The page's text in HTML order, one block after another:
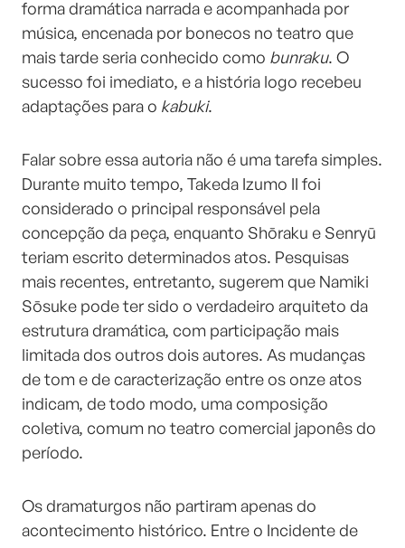
forma dramática narrada e acompanhada por
música, encenada por bonecos no teatro que
mais tarde seria conhecido como bunraku. O
sucesso foi imediato, e a história logo recebeu
adaptações para o kabuki.
Falar sobre essa autoria não é uma tarefa simples.
Durante muito tempo, Takeda Izumo II foi
considerado o principal responsável pela
concepção da peça, enquanto Shōraku e Senryū
teriam escrito determinados atos. Pesquisas
mais recentes, entretanto, sugerem que Namiki
Sōsuke pode ter sido o verdadeiro arquiteto da
estrutura dramática, com participação mais
limitada dos outros dois autores. As mudanças
de tom e de caracterização entre os onze atos
indicam, de todo modo, uma composição
coletiva, comum no teatro comercial japonês do
período.
Os dramaturgos não partiram apenas do
acontecimento histórico. Entre o Incidente de